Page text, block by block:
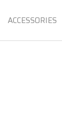
ACCESSORIES